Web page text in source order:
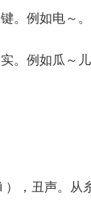
。例如电～。
。例如瓜～儿
，丑声。从